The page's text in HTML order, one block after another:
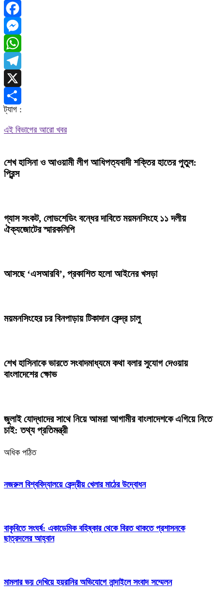
Facebook
Messenger
WhatsApp
Telegram
X
Share
ট্যাগ :
এই বিভাগের আরো খবর
শেখ হাসিনা ও আওয়ামী লীগ আধিপত্যবাদী শক্তির হাতের পুতুল:
প্রিন্স
গ্যাস সংকট, লোডশেডিং বন্ধের দাবিতে ময়মনসিংহে ১১ দলীয়
ঐক্যজোটের স্মারকলিপি
আসছে ‘এসআরবি’, প্রকাশিত হলো আইনের খসড়া
ময়মনসিংহের চর বিনপাড়ায় টিকাদান কেন্দ্র চালু
শেখ হাসিনাকে ভারতে সংবাদমাধ্যমে কথা বলার সুযোগ দেওয়ায়
বাংলাদেশের ক্ষোভ
জুলাই যোদ্ধাদের সাথে নিয়ে আমরা আগামীর বাংলাদেশকে এগিয়ে নিতে
চাই: তথ্য প্রতিমন্ত্রী
অধিক পঠিত
নজরুল বিশ্ববিদ্যালয়ে কেন্দ্রীয় খেলার মাঠের উদ্বোধন
বাকৃবিতে সংঘর্ষ: একাডেমিক বহিষ্কার থেকে বিরত থাকতে প্রশাসনকে
ছাত্রদলের আহ্বান
মামলার ভয় দেখিয়ে হয়রানির অভিযোগে নান্দাইলে সংবাদ সম্মেলন